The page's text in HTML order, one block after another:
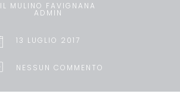
IL MULINO FAVIGNANA
ADMIN
13 LUGLIO 2017
NESSUN COMMENTO